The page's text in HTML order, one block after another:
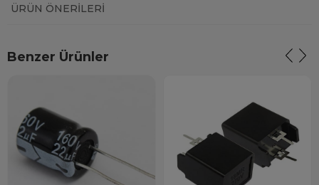
ÜRÜN ÖNERILERI
Benzer Ürünler